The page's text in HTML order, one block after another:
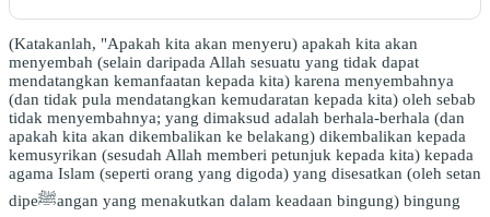
(Katakanlah, "Apakah kita akan menyeru) apakah kita akan
menyembah (selain daripada Allah sesuatu yang tidak dapat
mendatangkan kemanfaatan kepada kita) karena menyembahnya
(dan tidak pula mendatangkan kemudaratan kepada kita) oleh sebab
tidak menyembahnya; yang dimaksud adalah berhala-berhala (dan
apakah kita akan dikembalikan ke belakang) dikembalikan kepada
kemusyrikan (sesudah Allah memberi petunjuk kepada kita) kepada
agama Islam (seperti orang yang digoda) yang disesatkan (oleh setan
dipeﷺangan yang menakutkan dalam keadaan bingung) bingung